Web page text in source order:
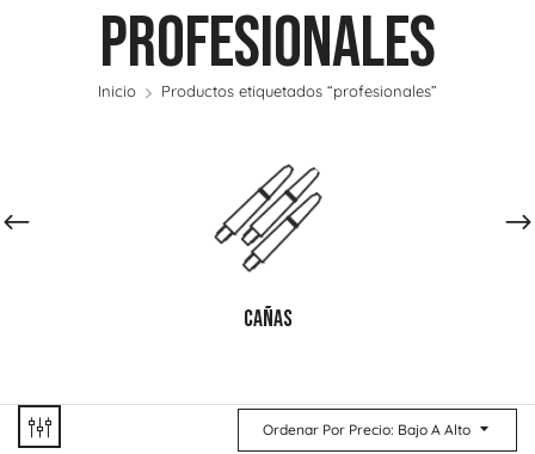
Profesionales
Inicio Productos etiquetados “profesionales”
CAÑAS
Ordenar Por Precio: Bajo A Alto